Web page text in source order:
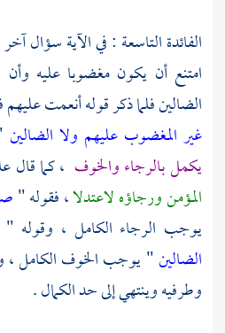
الفائدة التاسعة : في الآية سؤال
امتنع أن يكون مغضوبا عليه وأن
الضالين فلما ذكر قوله أنعمت عليهم
غير المغضوب عليهم ولا الضالين
يكمل بالرجاء والخوف ، كما قال
المؤمن ورجاؤه لاعتدلا، فقوله "
يوجب الرجاء الكامل ، وقوله "
الضالين" يوجب الخوف الكامل ،
وطرفيه وينتهي إلى حد الكمال .